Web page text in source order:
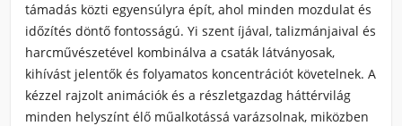
támadás közti egyensúlyra épít, ahol minden mozdulat és
időzítés döntő fontosságú. Yi szent íjával, talizmánjaival és
harcművészetével kombinálva a csaták látványosak,
kihívást jelentők és folyamatos koncentrációt követelnek. A
kézzel rajzolt animációk és a részletgazdag háttérvilág
minden helyszínt élő műalkotássá varázsolnak, miközben